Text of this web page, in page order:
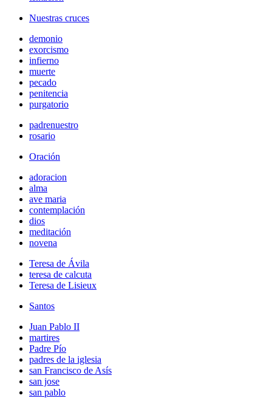
Nuestras cruces
demonio
exorcismo
infierno
muerte
pecado
penitencia
purgatorio
padrenuestro
rosario
Oración
adoracion
alma
ave maria
contemplación
dios
meditación
novena
Teresa de Ávila
teresa de calcuta
Teresa de Lisieux
Santos
Juan Pablo II
martires
Padre Pío
padres de la iglesia
san Francisco de Asís
san jose
san pablo